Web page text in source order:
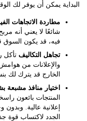
يمكن أن يوفر لك الوقت
مطاردة الاتجاهات
شائعًا لا يعني أنه مربح أو
فيه، قد يكون السوق قد تشبع
تجاهل التكاليف تأكل رسوم
والإعلانات من هوامش الربح
الخارج قد يترك لك بنسات بعد
اختيار منافذ مشبعة بشكل
المنتجات بائعون راسخون
إعلانية عالية. وبدون وجود
الجدد لاكتساب قوة جذب.